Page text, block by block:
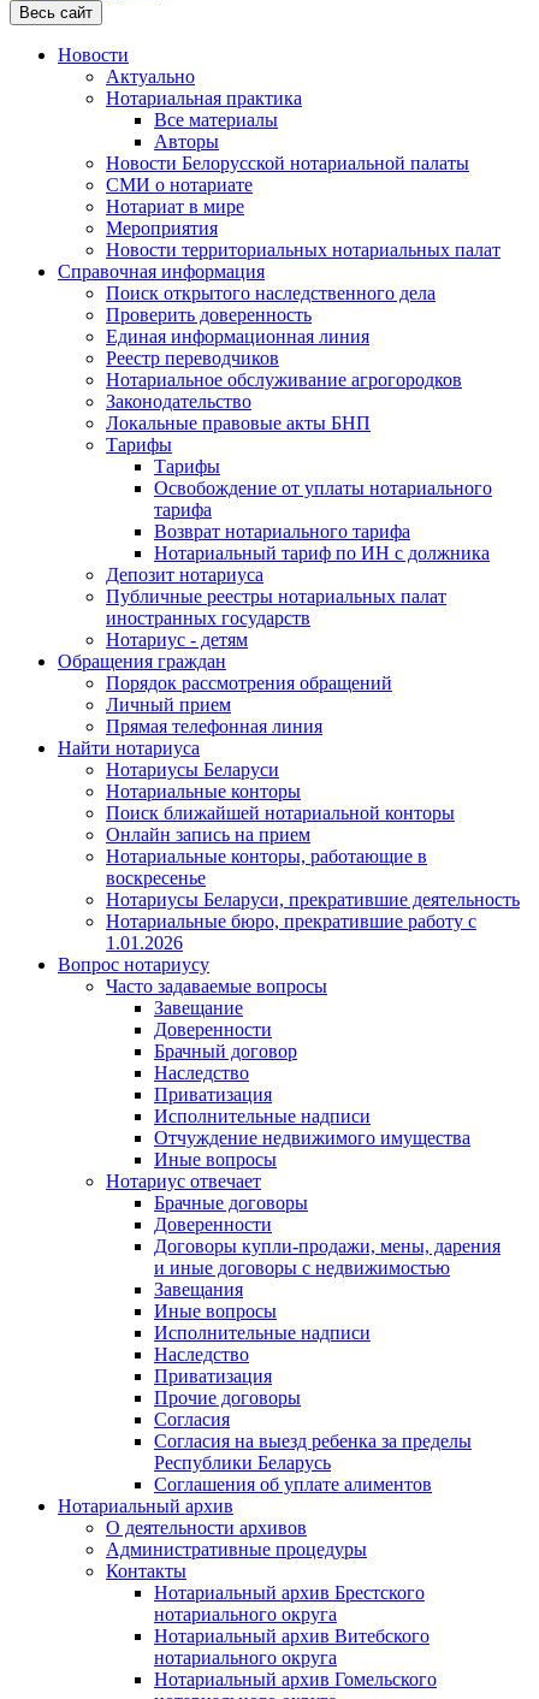
Весь сайт
Новости
Актуально
Нотариальная практика
Все материалы
Авторы
Новости Белорусской нотариальной палаты
СМИ о нотариате
Нотариат в мире
Мероприятия
Новости территориальных нотариальных палат
Справочная информация
Поиск открытого наследственного дела
Проверить доверенность
Единая информационная линия
Реестр переводчиков
Нотариальное обслуживание агрогородков
Законодательство
Локальные правовые акты БНП
Тарифы
Тарифы
Освобождение от уплаты нотариального
тарифа
Возврат нотариального тарифа
Нотариальный тариф по ИН с должника
Депозит нотариуса
Публичные реестры нотариальных палат
иностранных государств
Нотариус - детям
Обращения граждан
Порядок рассмотрения обращений
Личный прием
Прямая телефонная линия
Найти нотариуса
Нотариусы Беларуси
Нотариальные конторы
Поиск ближайшей нотариальной конторы
Онлайн запись на прием
Нотариальные конторы, работающие в
воскресенье
Нотариусы Беларуси, прекратившие деятельность
Нотариальные бюро, прекратившие работу с
1.01.2026
Вопрос нотариусу
Часто задаваемые вопросы
Завещание
Доверенности
Брачный договор
Наследство
Приватизация
Исполнительные надписи
Отчуждение недвижимого имущества
Иные вопросы
Нотариус отвечает
Брачные договоры
Доверенности
Договоры купли-продажи, мены, дарения
и иные договоры с недвижимостью
Завещания
Иные вопросы
Исполнительные надписи
Наследство
Приватизация
Прочие договоры
Согласия
Согласия на выезд ребенка за пределы
Республики Беларусь
Соглашения об уплате алиментов
Нотариальный архив
О деятельности архивов
Административные процедуры
Контакты
Нотариальный архив Брестского
нотариального округа
Нотариальный архив Витебского
нотариального округа
Нотариальный архив Гомельского